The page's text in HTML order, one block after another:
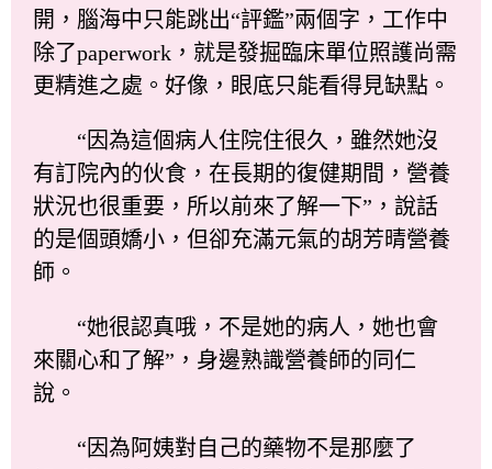
開，腦海中只能跳出“評鑑”兩個字，工作中
除了paperwork，就是發掘臨床單位照護尚需
更精進之處。好像，眼底只能看得見缺點。
“因為這個病人住院住很久，雖然她沒
有訂院內的伙食，在長期的復健期間，營養
狀況也很重要，所以前來了解一下”，說話
的是個頭嬌小，但卻充滿元氣的胡芳晴營養
師。
“她很認真哦，不是她的病人，她也會
來關心和了解”，身邊熟識營養師的同仁
說。
“因為阿姨對自己的藥物不是那麼了